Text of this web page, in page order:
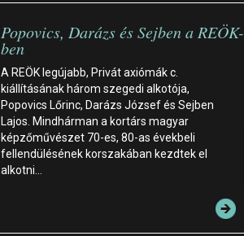
Popovics, Darázs és Sejben a REÖK-
ben
A REÖK legújabb, Privát axiómák c.
kiállításának három szegedi alkotója,
Popovics Lőrinc, Darázs József és Sejben
Lajos. Mindhárman a kortárs magyar
képzőművészet 70-es, 80-as évekbeli
fellendülésének korszakában kezdtek el
alkotni…